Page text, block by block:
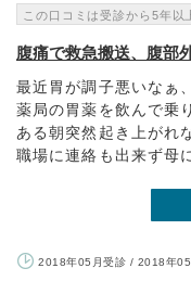
この口コミは受診から5年以
腹痛で救急搬送、腹部
最近胃が調子悪いなぁ
薬局の胃薬を飲んで乗
ある朝突然起き上がれ
職場に連絡も出来ず母
2018年05月受診 / 2018年05